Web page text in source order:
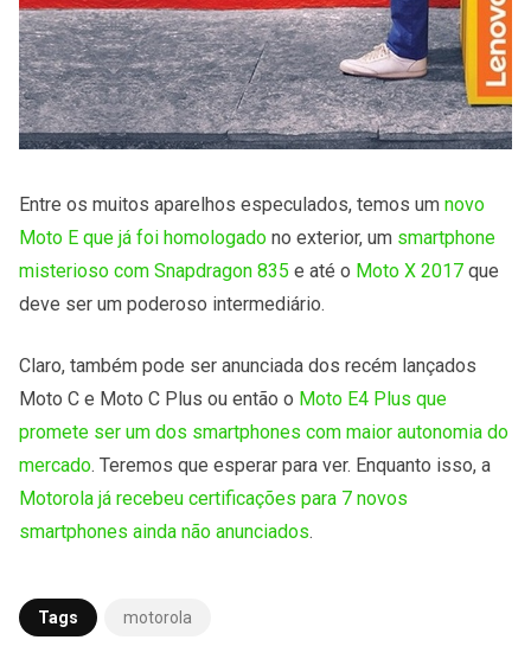
Entre os muitos aparelhos especulados, temos um novo
Moto E que já foi homologado no exterior, um smartphone
misterioso com Snapdragon 835 e até o Moto X 2017 que
deve ser um poderoso intermediário.
Claro, também pode ser anunciada dos recém lançados
Moto C e Moto C Plus ou então o Moto E4 Plus que
promete ser um dos smartphones com maior autonomia do
mercado. Teremos que esperar para ver. Enquanto isso, a
Motorola já recebeu certificações para 7 novos
smartphones ainda não anunciados.
Tags motorola